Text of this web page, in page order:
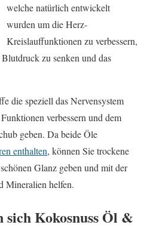
welche natürlich entwickelt
wurden um die Herz-
Kreislauffunktionen zu verbessern,
zu senken und das
die speziell das Nervensystem
verbessern und dem
geben. Da beide Öle
enthalten, können Sie trockene
Glanz geben und mit der
Mineralien helfen.
sich Kokosnuss Öl &